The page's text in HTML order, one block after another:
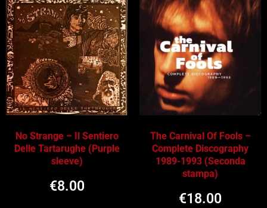
No Strange – Il Sentiero
Delle Tartarughe (Purple
sleeve)
€8.00
The Carnival Of Fools –
Complete Discography
1989-1993 (Seconda
stampa)
€18.00